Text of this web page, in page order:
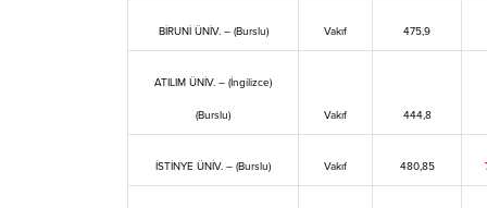
BİRUNİ ÜNİV. – (Burslu) Vakıf 475,9
ATILIM ÜNİV. – (İngilizce)
(Burslu) Vakıf 444,8
İSTİNYE ÜNİV. – (Burslu) Vakıf 480,85